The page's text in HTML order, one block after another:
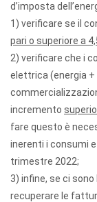
d’imposta
1) verificare se il
pari o superiore a
2) verificare che i
elettrica (energia
incremento
fare questo è
inerenti i consumi
trimestre 2022;
3) infine, se ci
recuperare le